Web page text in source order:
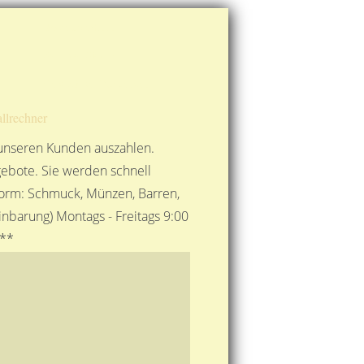
Kunden auszahlen.
Sie werden schnell
Schmuck, Münzen, Barren,
Montags - Freitags 9:00